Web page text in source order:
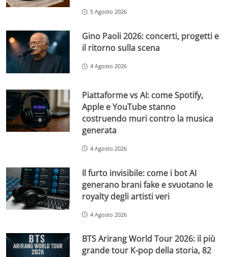
5 Agosto 2026
Gino Paoli 2026: concerti, progetti e
il ritorno sulla scena
4 Agosto 2026
Piattaforme vs AI: come Spotify,
Apple e YouTube stanno
costruendo muri contro la musica
generata
4 Agosto 2026
Il furto invisibile: come i bot AI
generano brani fake e svuotano le
royalty degli artisti veri
4 Agosto 2026
BTS Arirang World Tour 2026: il più
grande tour K-pop della storia, 82